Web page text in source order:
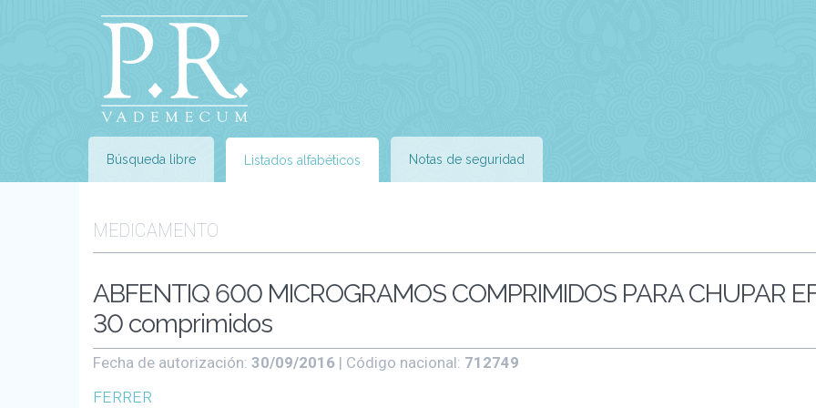
Búsqueda libre Listados alfabéticos Notas de seguridad
MEDICAMENTO
ABFENTIQ 600 MICROGRAMOS COMPRIMIDOS PARA CHUPAR
30 comprimidos
Fecha de autorización: 30/09/2016 | Código nacional: 712749
FERRER